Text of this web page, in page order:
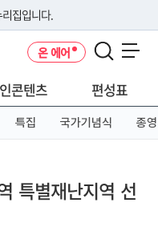
집입니다.
사용하고 있다면 아래 URL에
온 에어
콘텐츠 편성표
특집 국가기념식 종영
특별재난지역 선